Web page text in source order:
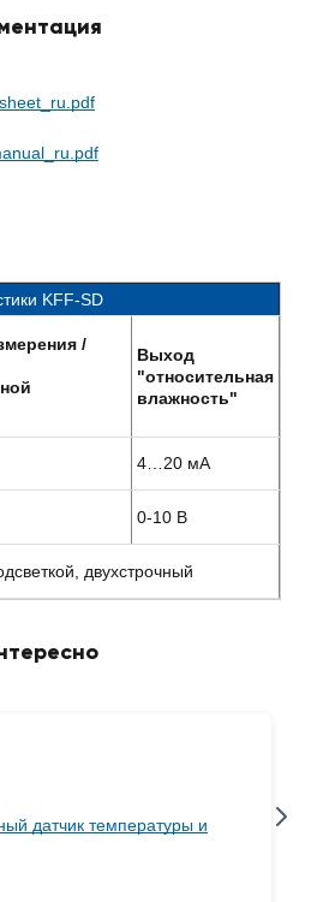
KFF-SD
/
Выход
"относительная
влажность"
4…20 мА
0-10 B
двухстрочный
датчик температуры и